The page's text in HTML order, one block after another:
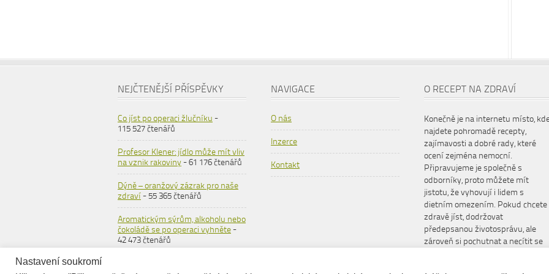
NEJČTENĚJŠÍ PŘÍSPĚVKY
Co jíst po operaci žlučníku -
115 527 čtenářů
Profesor Klener: jídlo může mít vliv
na vznik rakoviny- 61 176 čtenářů
Dýně – oranžový zázrak pro naše
zdraví- 55 365 čtenářů
Aromatickým sýrům, alkoholu nebo
čokoládě se po operaci vyhněte-
42 473 čtenářů
NAVIGACE
O nás
Inzerce
Kontakt
O RECEPT NA ZDRAVÍ
Konečně je na internetu místo,
najdete pohromadě recepty,
zajímavosti a dobré rady, které
ocení zejména nemocní.
Připravujeme je společně s
odborníky, proto můžete mít
jistotu, že vyhovují i lidem s
dietním omezením. Pokud chcete
zdravě jíst, dodržovat
předepsanou životosprávu, ale
zároveň si pochutnat a necítit se
Nastavení soukromí